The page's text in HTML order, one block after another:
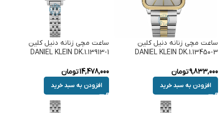
ساعت مچی زنانه دنیل کلین
DANIEL KLEIN DK.1.13450-3
9,833,000تومان
افزودن به سبد خرید
ساعت مچی زنانه دنیل کلین
DANIEL KLEIN DK.1.13913-1
14,478,000تومان
افزودن به سبد خرید